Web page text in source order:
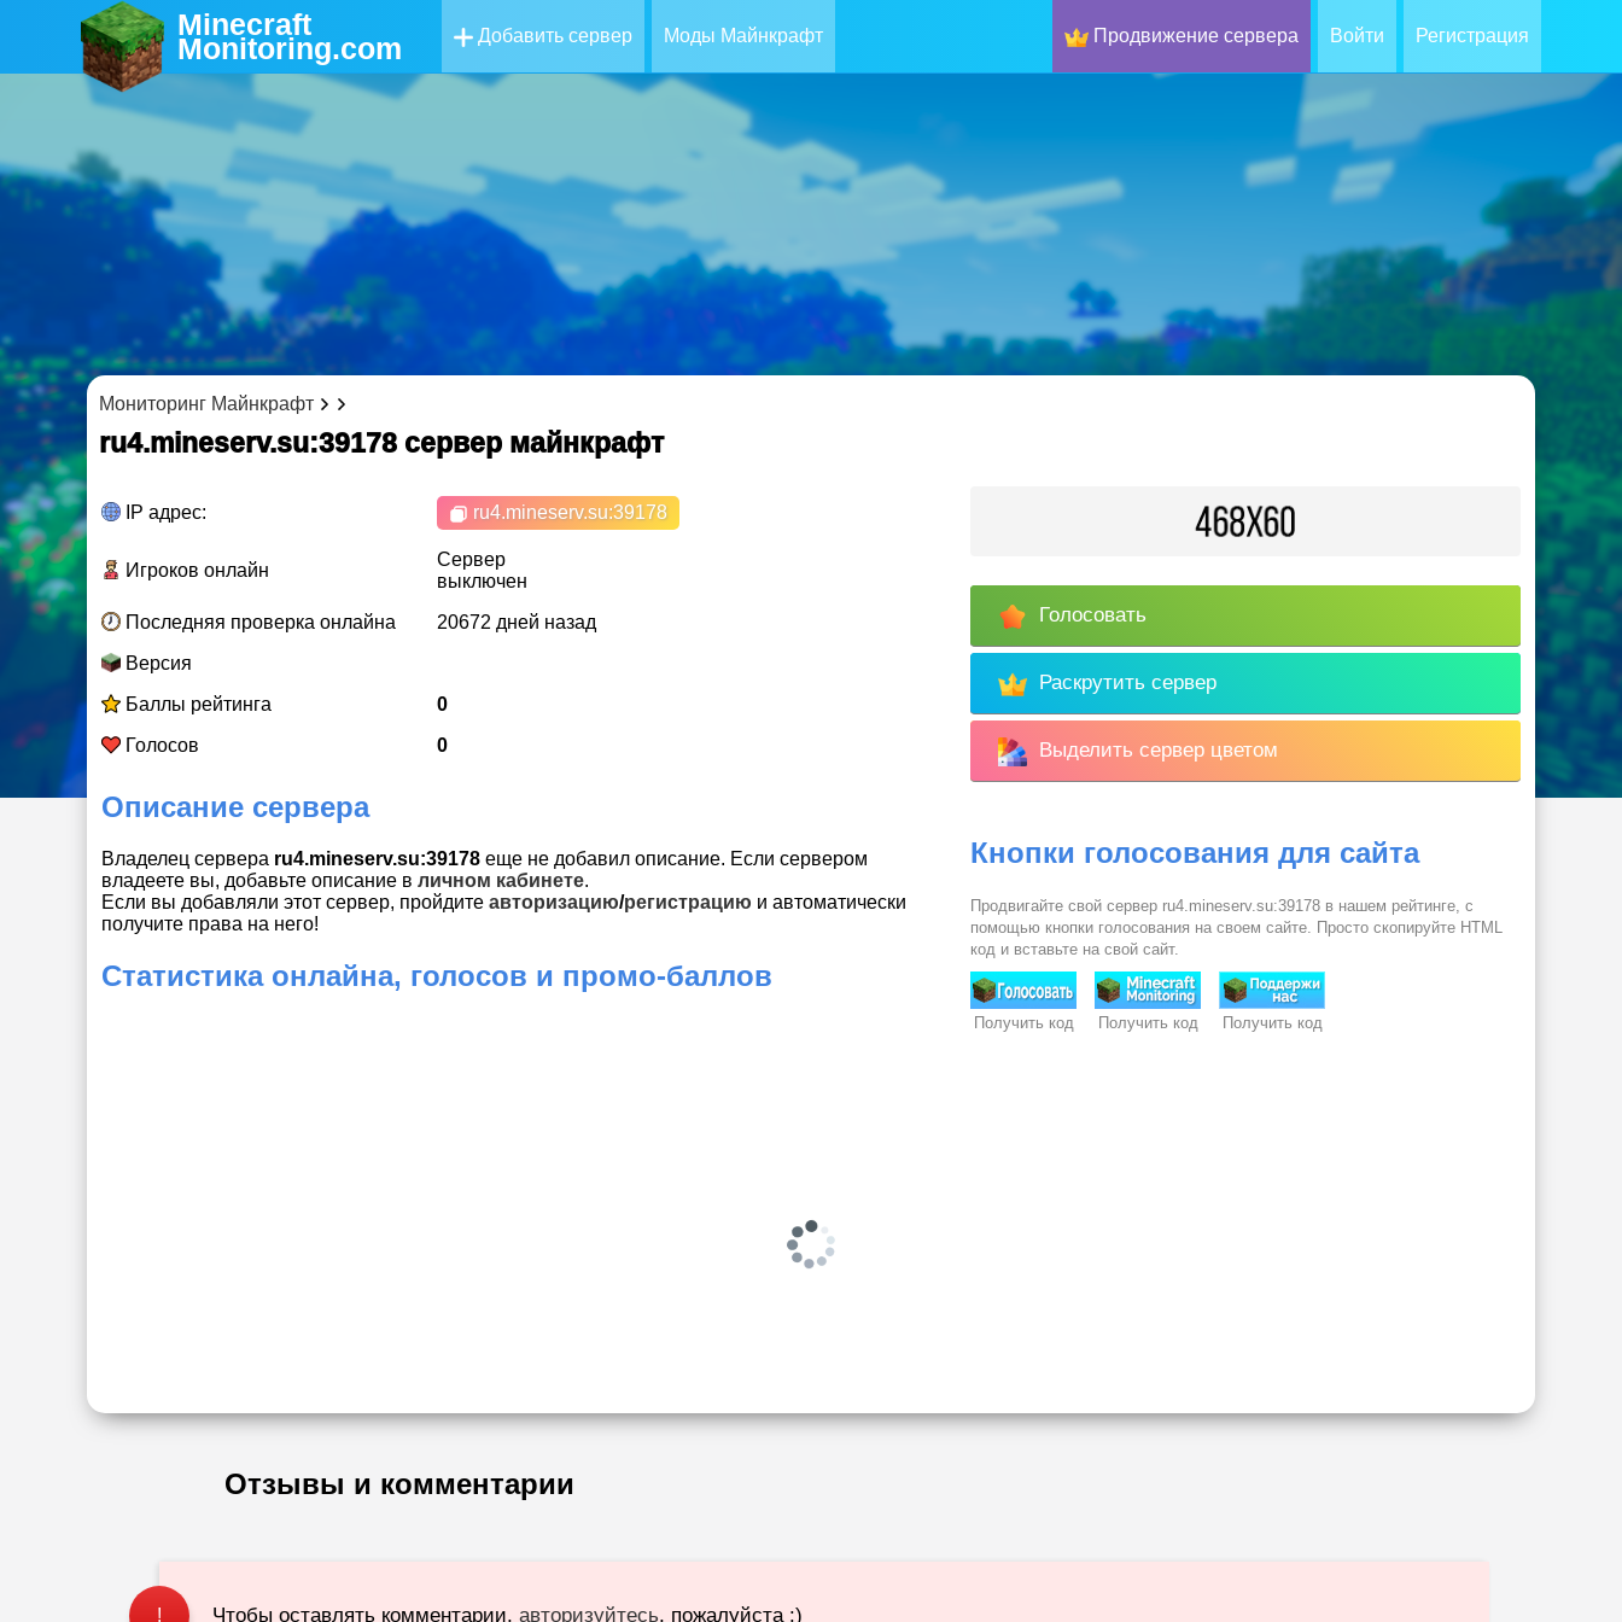
Minecraft
Monitoring.com Добавить сервер Моды Майнкрафт Продвижение сервера Войти Регистрация
Мониторинг Майнкрафт
ru4.mineserv.su:39178 cервер майнкрафт
IP адрес: ru4.mineserv.su:39178
Игроков онлайн
Сервер
выключен
Последняя проверка онлайна
20672 дней назад
Версия
Баллы рейтинга
0
Голосов
0
Описание сервера
Владелец сервера ru4.mineserv.su:39178 еще не добавил описание. Если сервером
владеете вы, добавьте описание в личном кабинете.
Если вы добавляли этот сервер, пройдите авторизацию/регистрацию и автоматически
получите права на него!
Статистика онлайна, голосов и промо-баллов
Голосовать
Раскрутить сервер
Выделить сервер цветом
Кнопки голосования для сайта
Продвигайте свой сервер ru4.mineserv.su:39178 в нашем рейтинге, с
помощью кнопки голосования на своем сайте. Просто скопируйте HTML
код и вставьте на свой сайт.
Получить код Получить код Получить код
Отзывы и комментарии
! Чтобы оставлять комментарии,авторизуйтесь, пожалуйста :)